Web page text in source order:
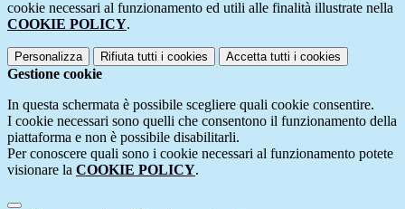
cookie necessari al funzionamento ed utili alle finalità illustrate nella
COOKIE POLICY.
Personalizza Rifiuta tutti i cookies Accetta tutti i cookies
Gestione cookie
In questa schermata è possibile scegliere quali cookie consentire.
I cookie necessari sono quelli che consentono il funzionamento della
piattaforma e non è possibile disabilitarli.
Per conoscere quali sono i cookie necessari al funzionamento potete
visionare la COOKIE POLICY.